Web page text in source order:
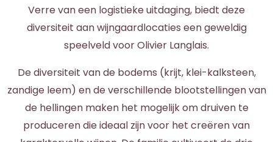
Verre van een logistieke uitdaging, biedt deze
diversiteit aan wijngaardlocaties een geweldig
speelveld voor Olivier Langlais.
De diversiteit van de bodems (krijt, klei-kalksteen,
zandige leem) en de verschillende blootstellingen van
de hellingen maken het mogelijk om druiven te
produceren die ideaal zijn voor het creëren van